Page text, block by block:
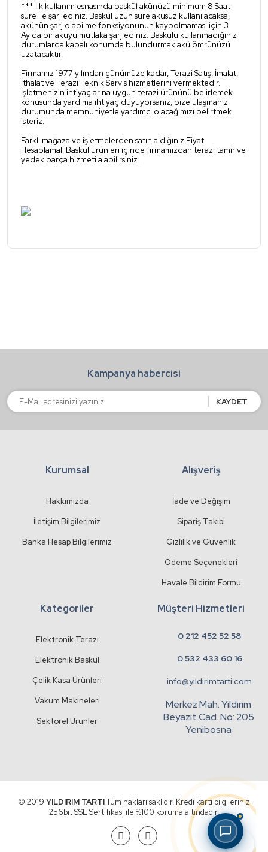
*** İlk kullanım esnasında baskül akünüzü minimum 8 Saat
süre ile şarj ediniz. Baskül uzun süre aküsüz kullanılacaksa,
akünün şarj olabilme fonksiyonunun kaybolmaması için 3
Ay'da bir aküyü mutlaka şarj ediniz. Baskülü kullanmadığınız
durumlarda kapalı konumda bulundurmak akü ömrünüzü
uzatacaktır.
Firmamız 1977 yılından günümüze kadar, Terazi Satış, İmalat,
İthalat ve Terazi Teknik Servis hizmetlerini vermektedir.
İşletmenizin ihtiyaçlarına uygun terazi ürününü belirlemek
konusunda yardıma ihtiyaç duyuyorsanız, bize ulaşmanız
durumunda memnuniyetle yardımcı olacağımızı belirtmek
isteriz.
Farklı mağaza ve işletmelerden satın aldığınız Fiyat
Hesaplamalı Baskül ürünleri içinde firmamızdan terazi tamir ve
yedek parça hizmeti alabilirsiniz.
konularda yetersiz gördüğünüz noktaları öneri formunu
Ürün fiyatı diğer sitelerden daha pahalı.
Bu ürüne benzer farklı alternatifler olmalı.
Kampanya habercisi
KAYDET
Kurumsal
Hakkımızda
İletişim Bilgilerimiz
Banka Hesap Bilgilerimiz
Alışveriş
İade ve Değişim
Sipariş Takibi
Gizlilik ve Güvenlik
Ödeme Seçenekleri
Havale Bildirim Formu
Kategoriler
Elektronik Terazı
Elektronik Baskül
Çelik Kasa Ürünleri
Vakum Makineleri
Sektörel Ürünler
Müşteri Hizmetleri
0 212 452 52 58
0 532 433 60 16
info@yildirimtarti.com
Merkez Mah. Yıldırım
Beyazıt Cad. No: 205
Yenibosna
© 2019 YILDIRIM TARTITüm hakları saklıdır. Kredi kartı bilgileriniz
256bit SSL Sertifikası ile %100 koruma altındadır.